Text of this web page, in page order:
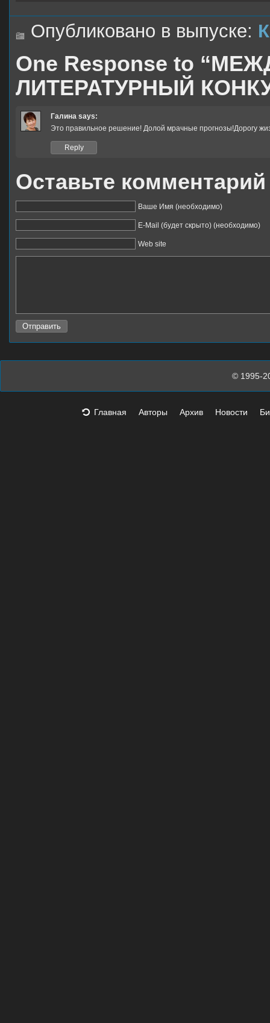
Опубликовано в выпуске:
One Response to
ЛИТЕРАТУРНЫЙ
Галина says:
Это правильное решение! Долой мрачные прогнозы!Дорогу
Reply
Оставьте комментарий
Ваше Имя (необходимо)
E-Mail (будет скрыто) (необходимо)
Web site
© 1995-
Главная Авторы Архив Новости